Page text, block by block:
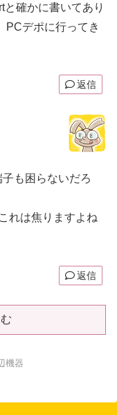
確かに書いてあり
PCデポに行ってき
返信
も困らないだろ
れは焦りますよね
返信
機器